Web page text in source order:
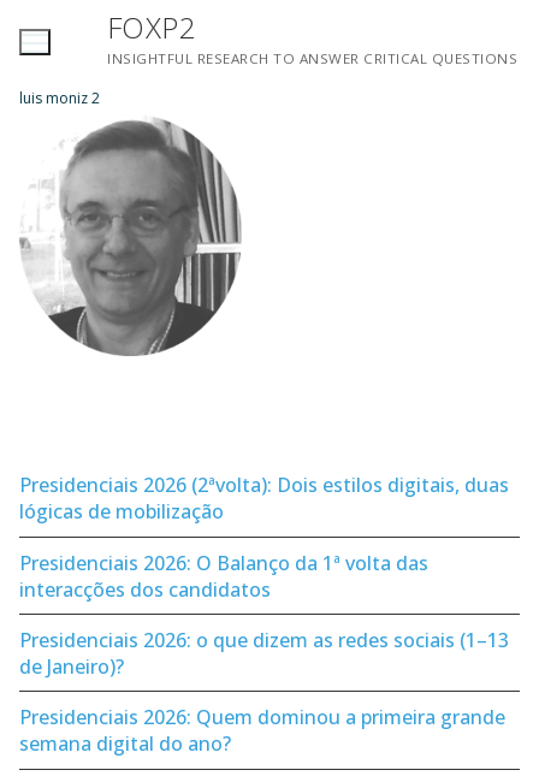
FOXP2
INSIGHTFUL RESEARCH TO ANSWER CRITICAL QUESTIONS
luis moniz 2
Presidenciais 2026 (2ªvolta): Dois estilos digitais, duas
lógicas de mobilização
Presidenciais 2026: O Balanço da 1ª volta das
interacções dos candidatos
Presidenciais 2026: o que dizem as redes sociais (1–13
de Janeiro)?
Presidenciais 2026: Quem dominou a primeira grande
semana digital do ano?